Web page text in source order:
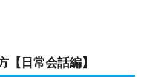
【日常会話編】